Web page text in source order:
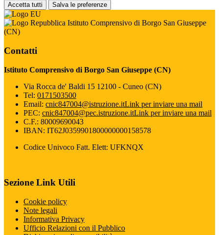
Accetta tutti Salva le preferenze
Istituto Comprensivo di Borgo San Giuseppe
(CN)
Contatti
Istituto Comprensivo di Borgo San Giuseppe (CN)
Via Rocca de' Baldi 15 12100 - Cuneo (CN)
Tel: 0171503500
Email: cnic847004@istruzione.itLink per inviare una mail
PEC: cnic847004@pec.istruzione.itLink per inviare una mail
C.F.: 80009690043
IBAN: IT62J0359901800000000158578
Codice Univoco Fatt. Elett: UFKNQX
Sezione Link Utili
Cookie policy
Note legali
Informativa Privacy
Ufficio Relazioni con il Pubblico